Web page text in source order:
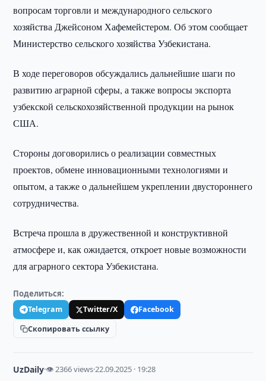
вопросам торговли и международного сельского
хозяйства Джейсоном Хафемейстером. Об этом сообщает
Министерство сельского хозяйства Узбекистана.
В ходе переговоров обсуждались дальнейшие шаги по
развитию аграрной сферы, а также вопросы экспорта
узбекской сельскохозяйственной продукции на рынок
США.
Стороны договорились о реализации совместных
проектов, обмене инновационными технологиями и
опытом, а также о дальнейшем укреплении двустороннего
сотрудничества.
Встреча прошла в дружественной и конструктивной
атмосфере и, как ожидается, откроет новые возможности
для аграрного сектора Узбекистана.
Поделиться:
Telegram Twitter/X
Facebook
Скопировать ссылку
UzDaily·👁 2366 views·22.09.2025 · 19:28